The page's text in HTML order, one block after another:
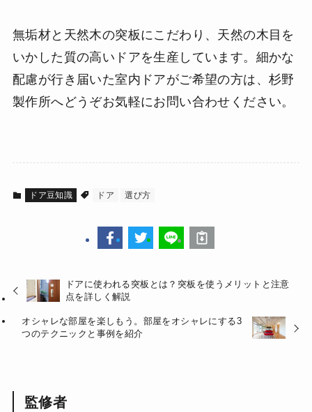
無垢材と天然木の突板にこだわり、天然の木目を
いかした質の高いドアを生産しています。細かな
配慮が行き届いた室内ドアがご希望の方は、杉野
製作所へどうぞお気軽にお問い合わせください。
ドア豆知識 ドア 選び方
ドアに使われる突板とは？突板を使うメリットと注意
点を詳しく解説
オシャレな部屋を楽しもう。部屋をオシャレにする3
つのテクニックと事例を紹介
監修者